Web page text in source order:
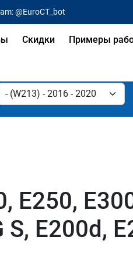
@EuroCT_bot
Скидки Примеры
E250,
E200d,